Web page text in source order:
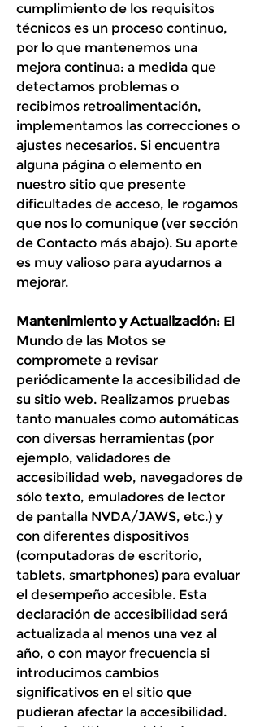
cumplimiento de los requisitos
técnicos es un proceso continuo,
por lo que mantenemos una
mejora continua: a medida que
detectamos problemas o
recibimos retroalimentación,
implementamos las correcciones o
ajustes necesarios. Si encuentra
alguna página o elemento en
nuestro sitio que presente
dificultades de acceso, le rogamos
que nos lo comunique (ver sección
de Contacto más abajo). Su aporte
es muy valioso para ayudarnos a
mejorar.
Mantenimiento y Actualización: El
Mundo de las Motos se
compromete a revisar
periódicamente la accesibilidad de
su sitio web. Realizamos pruebas
tanto manuales como automáticas
con diversas herramientas (por
ejemplo, validadores de
accesibilidad web, navegadores de
sólo texto, emuladores de lector
de pantalla NVDA/JAWS, etc.) y
con diferentes dispositivos
(computadoras de escritorio,
tablets, smartphones) para evaluar
el desempeño accesible. Esta
declaración de accesibilidad será
actualizada al menos una vez al
año, o con mayor frecuencia si
introducimos cambios
significativos en el sitio que
pudieran afectar la accesibilidad.